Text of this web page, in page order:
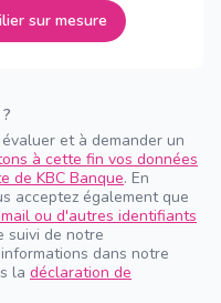
sur mesure
et à demander un
à cette fin vos données
de KBC Banque. En
acceptez également que
ou d'autres identifiants
suivi de notre
dans notre
la déclaration de